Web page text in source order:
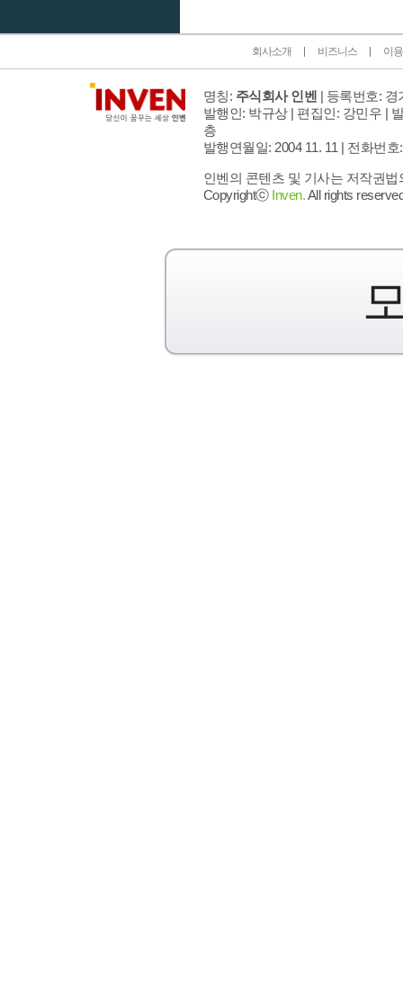
회사소개 비즈니스 이
명칭: 주식회사 인벤 | 등록번호: 경
발행인: 박규상 | 편집인: 강민우 |
층
발행연월일: 2004 11. 11 | 전화번호
인벤의 콘텐츠 및 기사는 저작권
Copyrightⓒ Inven.All rights